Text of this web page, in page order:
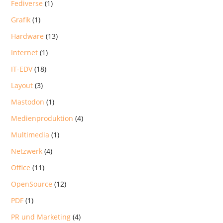
Fediverse (1)
Grafik (1)
Hardware (13)
Internet (1)
IT-EDV(18)
Layout (3)
Mastodon (1)
Medienproduktion (4)
Multimedia (1)
Netzwerk (4)
Office (11)
OpenSource (12)
PDF (1)
PR und Marketing (4)